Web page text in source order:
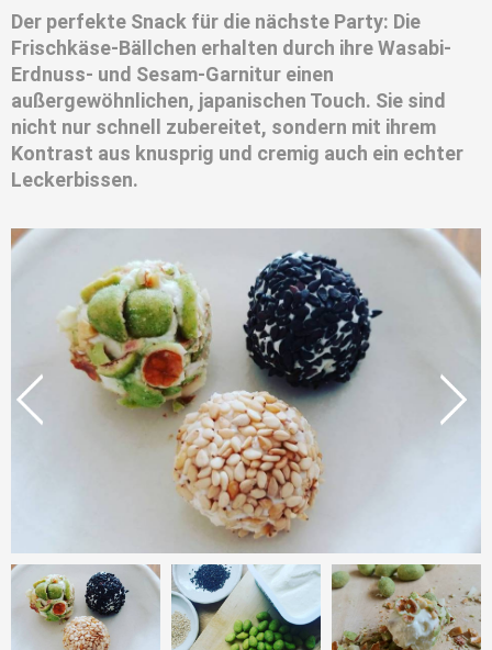
Der perfekte Snack für die nächste Party: Die
Frischkäse-Bällchen erhalten durch ihre Wasabi-
Erdnuss- und Sesam-Garnitur einen
außergewöhnlichen, japanischen Touch. Sie sind
nicht nur schnell zubereitet, sondern mit ihrem
Kontrast aus knusprig und cremig auch ein echter
Leckerbissen.